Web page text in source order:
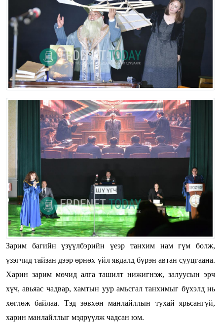
Зарим багийн үзүүлбэрийн үеэр танхим нам гүм болж,
үзэгчид тайзан дээр өрнөх үйл явдалд бүрэн автан сууцгаана.
Харин зарим мөчид алга ташилт нижигнэж, залуусын эрч
хүч, авьяас чадвар, хамтын уур амьсгал танхимыг бүхэлд нь
хөглөж байлаа. Тэд зөвхөн манлайллын тухай ярьсангүй,
харин манлайллыг мэдрүүлж чадсан юм.